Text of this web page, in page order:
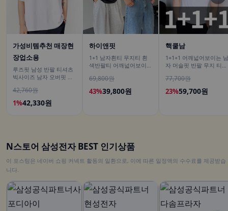
가성비템추천 매장현
장업소용
루즈핏 남성 반팔 티셔츠
빅사이즈 남자 오버핏 티
42,760원
1%42,330원
하이앤핏
1+1 남자흰티 무지티 흰
색반팔티 어깨넓어보이는
69,800원
43%39,800원
핵쿨남
1+1+1 어깨넓어보이는 남
자 머슬핏 반팔 무지 티셔
77,700원
23%59,700원
N스토어 삼성전자 BEST 인기상품
이 포스팅은 네이버 쇼핑 커넥트 활동의 일환으로, 이에 따른 일정액의 수수료를 제공받습
니다.